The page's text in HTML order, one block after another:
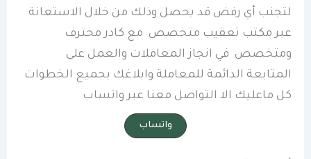
لتجنب أي رفض قد يحصل وذلك من خلال الاستعانة
عبر مكتب تعقيب متخصص مع كادر محترف
ومتخصص في انجاز المعاملات والعمل على
المتابعة الدائمة للمعاملة وابلاغك بجميع الخطوات
كل ماعليك الا التواصل معنا عبر واتساب
واتساب